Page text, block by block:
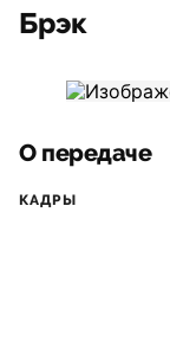
Брэк
О передаче
КАДРЫ